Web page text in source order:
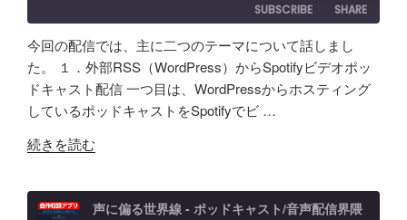
ほ
か
配
信
初
心
向
け
集・
構
成
ま
で！
AI
Studio
ロ
ー
ン
AI
の
ッ
ド
SUBSCRIBE
SHARE
Amazon
Apple Podcasts
RSS
Spotify
RSS FEED
SHARE
LINK
EMBED
今回の配信では、主に二つのテーマについて話しまし
た。 １．外部RSS（WordPress）からSpotifyビデオポッ
ドキャスト配信 一つ目は、WordPressからホスティング
しているポッドキャストをSpotifyでビ …
"素
ポ
ッ
続きを読む
声に偏る世界線 - ポッドキャスト/音声配信界隈